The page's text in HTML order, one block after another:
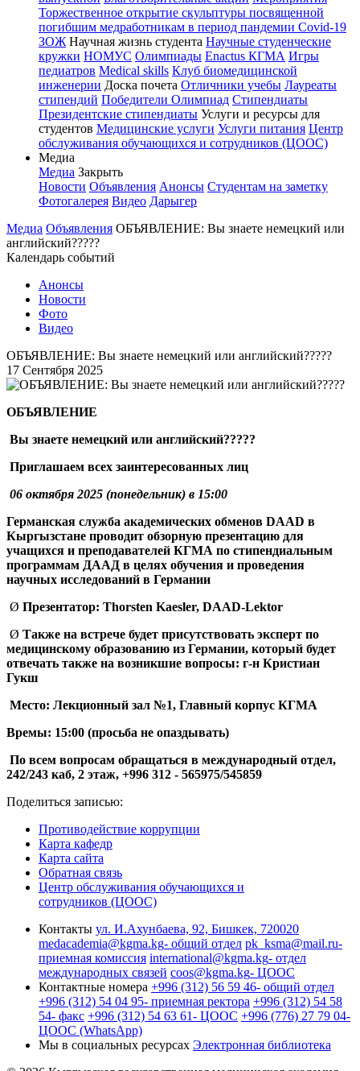
Торжественное открытие скульптуры посвященной
погибшим медработникам в период пандемии Covid-19
ЗОЖ Научная жизнь студента Научные студенческие
кружки НОМУС Олимпиады Enactus КГМА Игры
педиатров Medical skills Клуб биомедицинской
инженерии Доска почета Отличники учебы Лауреаты
стипендий Победители Олимпиад Стипендиаты
Президентские стипендиаты Услуги и ресурсы для
студентов Медицинские услуги Услуги питания Центр
обслуживания обучающихся и сотрудников (ЦООС)
Медиа
Медиа Закрыть
Новости Объявления Анонсы Студентам на заметку
Фотогалерея Видео Дарыгер
Медиа Объявления ОБЪЯВЛЕНИЕ: Вы знаете немецкий или
английский?????
Календарь событий
Анонсы
Новости
Фото
Видео
ОБЪЯВЛЕНИЕ: Вы знаете немецкий или английский?????
17 Сентября 2025
ОБЪЯВЛЕНИЕ
Вы знаете немецкий или английский?????
Приглашаем всех заинтересованных лиц
06 октября 2025 (понедельник) в 15:00
Германская служба академических обменов DAAD в
Кыргызстане проводит обзорную презентацию для
учащихся и преподавателей КГМА по стипендиальным
программам ДААД в целях обучения и проведения
научных исследований в Германии
Ø Презентатор: Thorsten Kaesler, DAAD-Lektor
Ø Также на встрече будет присутствовать эксперт по
медицинскому образованию из Германии, который будет
отвечать также на возникшие вопросы: г-н Кристиан
Гукш
Место: Лекционный зал №1, Главный корпус КГМА
Времы: 15:00 (просьба не опаздывать)
По всем вопросам обращаться в международный отдел,
242/243 каб, 2 этаж, +996 312 - 565975/545859
Поделиться записью:
Противодействие коррупции
Карта кафедр
Карта сайта
Обратная связь
Центр обслуживания обучающихся и
сотрудников (ЦООС)
Контакты ул. И.Ахунбаева, 92, Бишкек, 720020
medacademia@kgma.kg- общий отдел pk_ksma@mail.ru-
приемная комиссия international@kgma.kg- отдел
международных связей coos@kgma.kg- ЦООС
Контактные номера +996 (312) 56 59 46- общий отдел
+996 (312) 54 04 95- приемная ректора +996 (312) 54 58
54- факс +996 (312) 54 63 61- ЦООС +996 (776) 27 79 04-
ЦООС (WhatsApp)
Мы в социальных ресурсах Электронная библиотека